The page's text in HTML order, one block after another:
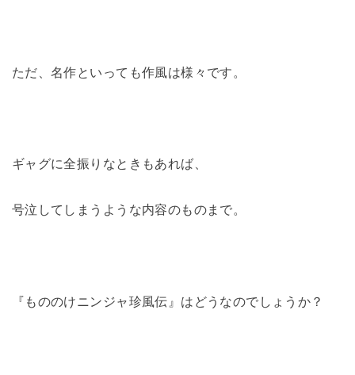
ただ、名作といっても作風は様々です。
ギャグに全振りなときもあれば、
号泣してしまうような内容のものまで。
『もののけニンジャ珍風伝』はどうなのでしょうか？